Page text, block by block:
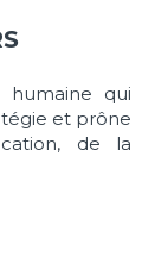
humaine qui
et prône
de la